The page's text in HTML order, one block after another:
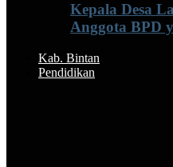
Kepala Desa
Anggota BPD
Kab. Bintan
Pendidikan